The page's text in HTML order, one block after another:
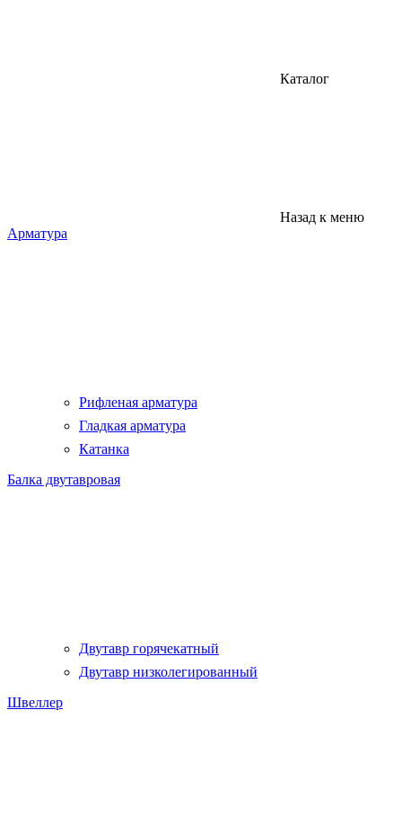
Каталог
Назад к меню
Арматура
Рифленая арматура
Гладкая арматура
Катанка
Балка двутавровая
Двутавр горячекатный
Двутавр низколегированный
Швеллер